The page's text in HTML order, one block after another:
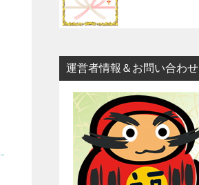
運営者情報＆お問い合わせ